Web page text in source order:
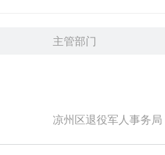
主管部门
凉州区退役军人事务局